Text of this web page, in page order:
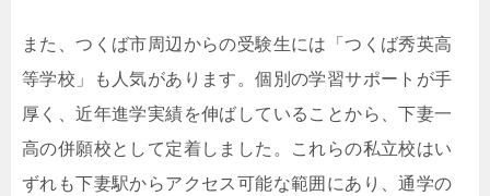
また、つくば市周辺からの受験生には「つくば秀英高
等学校」も人気があります。個別の学習サポートが手
厚く、近年進学実績を伸ばしていることから、下妻一
高の併願校として定着しました。これらの私立校はい
ずれも下妻駅からアクセス可能な範囲にあり、通学の